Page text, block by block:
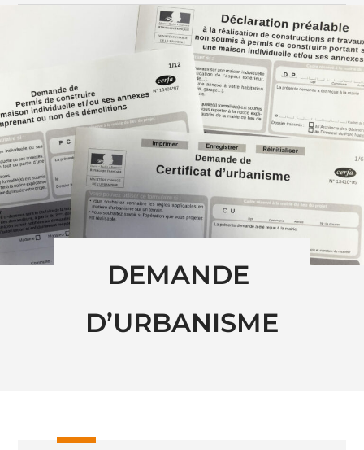
DEMANDE
D’URBANISME